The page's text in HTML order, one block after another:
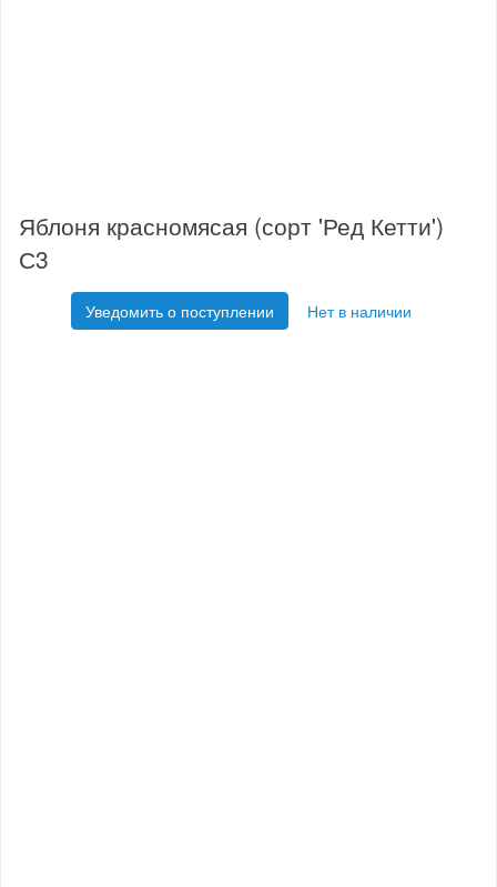
Яблоня красномясая (сорт 'Ред Кетти')
С3
Уведомить о поступлении Нет в наличии